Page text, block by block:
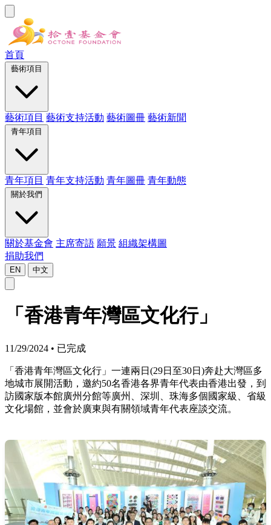
首頁
藝術項目 藝術支持活動 藝術圖冊 藝術新聞
青年項目 青年支持活動 青年圖冊 青年動態
關於基金會 主席寄語 願景 組織架構圖
捐助我們
EN 中文
「香港青年灣區文化行」
11/29/2024 • 已完成
「香港青年灣區文化行」一連兩日(29日至30日)奔赴大灣區多
地城市展開活動，邀約50名香港各界青年代表由香港出發，到
訪國家版本館廣州分館等廣州、深圳、珠海多個國家級、省級
文化場館，並會於廣東與有關領域青年代表座談交流。